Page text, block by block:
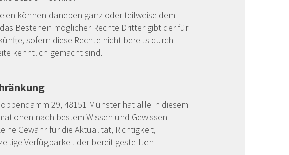
können daneben ganz oder teilweise dem
Bestehen möglicher Rechte Dritter gibt der für
sofern diese Rechte nicht bereits durch
kenntlich gemacht sind.
29, 48151 Münster hat alle in diesem
nach bestem Wissen und Gewissen
Gewähr für die Aktualität, Richtigkeit,
Verfügbarkeit der bereit gestellten